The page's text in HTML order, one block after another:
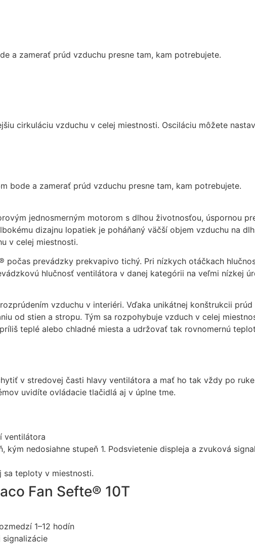
a zamerať prúd vzduchu presne tam, kam potrebujete.
cirkuláciu vzduchu v celej miestnosti. Osciláciu môžete
bode a zamerať prúd vzduchu presne tam, kam potrebujete.
jednosmerným motorom s dlhou životnosťou, úspornou
dizajnu lopatiek je poháňaný väčší objem vzduchu na
v celej miestnosti.
prevádzky prekvapivo tichý. Pri nízkych otáčkach
hlučnosť ventilátora v danej kategórii na veľmi nízkej
vzduchu v interiéri. Vďaka unikátnej konštrukcii prúd
od stien a stropu. Tým sa rozpohybuje vzduch v celej
teplé alebo chladné miesta a udržovať tak rovnomernú
v stredovej časti hlavy ventilátora a mať ho tak vždy po
uvidíte ovládacie tlačidlá aj v úplne tme.
ventilátora
nedosiahne stupeň 1. Podsvietenie displeja a zvuková
sa teploty v miestnosti.
Fan Sefte® 10T
1–12 hodín
as possible
the website.
stránka
fungovala
čo
najlepšie.
cookie
odmietnete,
webovej
stránky
zmiznú.